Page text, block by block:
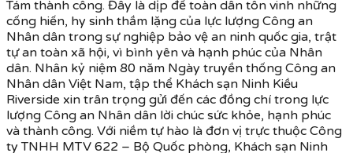
Tám thành công. Đây là dịp để toàn dân tôn vinh những
cống hiến, hy sinh thầm lặng của lực lượng Công an
Nhân dân trong sự nghiệp bảo vệ an ninh quốc gia, trật
tự an toàn xã hội, vì bình yên và hạnh phúc của Nhân
dân. Nhân kỷ niệm 80 năm Ngày truyền thống Công an
Nhân dân Việt Nam, tập thể Khách sạn Ninh Kiều
Riverside xin trân trọng gửi đến các đồng chí trong lực
lượng Công an Nhân dân lời chúc sức khỏe, hạnh phúc
và thành công. Với niềm tự hào là đơn vị trực thuộc Công
ty TNHH MTV 622 – Bộ Quốc phòng, Khách sạn Ninh